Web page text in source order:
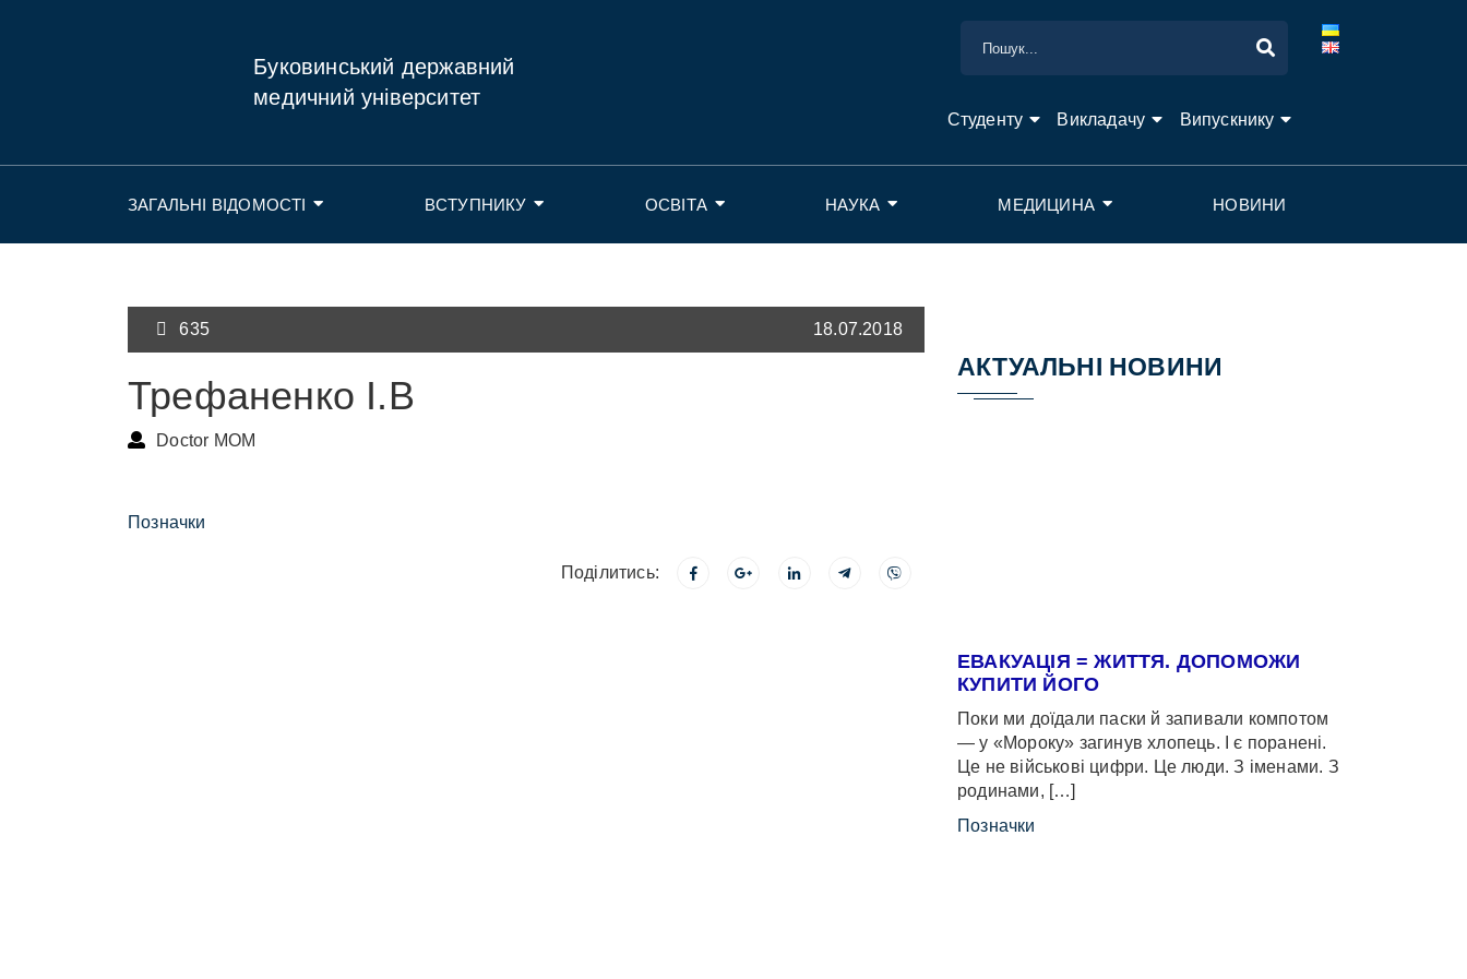
Буковинський державний
медичний університет
Студенту Викладачу Випускнику
ЗАГАЛЬНІ ВІДОМОСТІ ВСТУПНИКУ ОСВІТА НАУКА МЕДИЦИНА НОВИНИ
635 18.07.2018
Трефаненко І.В
Doctor MOM
Позначки
Поділитись:
АКТУАЛЬНІ НОВИНИ
ЕВАКУАЦІЯ = ЖИТТЯ. ДОПОМОЖИ
КУПИТИ ЙОГО
Поки ми доїдали паски й запивали компотом
— у «Мороку» загинув хлопець. І є поранені.
Це не військові цифри. Це люди. З іменами. З
родинами, […]
Позначки